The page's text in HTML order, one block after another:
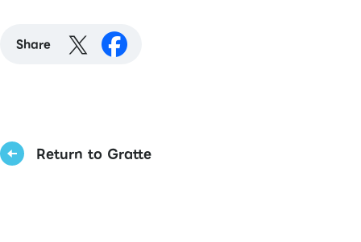
Share
Return to Gratte